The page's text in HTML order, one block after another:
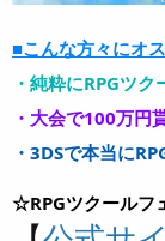
■こんな方々にオ
・純粋にRPGツ
・大会で100万円
・3DSで本当に
☆RPGツクールフ